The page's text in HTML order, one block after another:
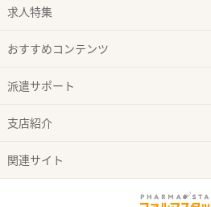
求人特集
おすすめコンテンツ
派遣サポート
支店紹介
関連サイト